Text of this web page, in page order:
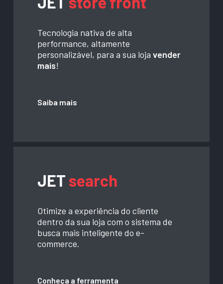
Tecnologia nativa de alta
performance, altamente
personalizável, para a sua lojavender
mais!
Saiba mais
JET search
Otimize a experiência do cliente
dentro da sua loja com o sistema de
busca mais inteligente do e-
commerce.
Conheça a ferramenta